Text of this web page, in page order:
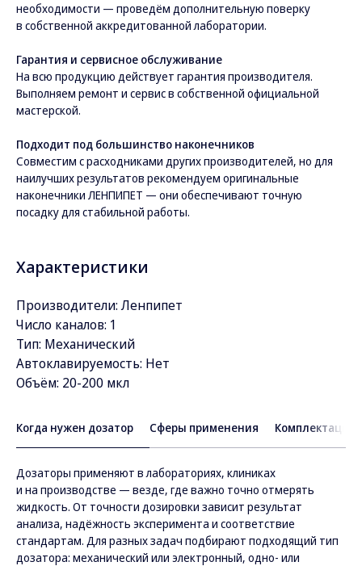
необходимости — проведём дополнительную поверку
в собственной аккредитованной лаборатории.
Гарантия и сервисное обслуживание
На всю продукцию действует гарантия производителя.
Выполняем ремонт и сервис в собственной официальной
мастерской.
Подходит под большинство наконечников
Совместим с расходниками других производителей, но для
наилучших результатов рекомендуем оригинальные
наконечники ЛЕНПИПЕТ — они обеспечивают точную
посадку для стабильной работы.
Характеристики
Производители: Ленпипет
Число каналов: 1
Тип: Механический
Автоклавируемость: Нет
Объём: 20-200 мкл
Когда нужен дозатор Сферы применения Комплектация
Дозаторы применяют в лабораториях, клиниках
и на производстве — везде, где важно точно отмерять
жидкость. От точности дозировки зависит результат
анализа, надёжность эксперимента и соответствие
стандартам. Для разных задач подбирают подходящий тип
дозатора: механический или электронный, одно- или